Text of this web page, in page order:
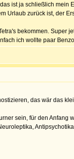
ist ja schließlich mein
Urlaub zurück ist, der
bekommen. Super
ich wollte paar
das wär das
sein, für den